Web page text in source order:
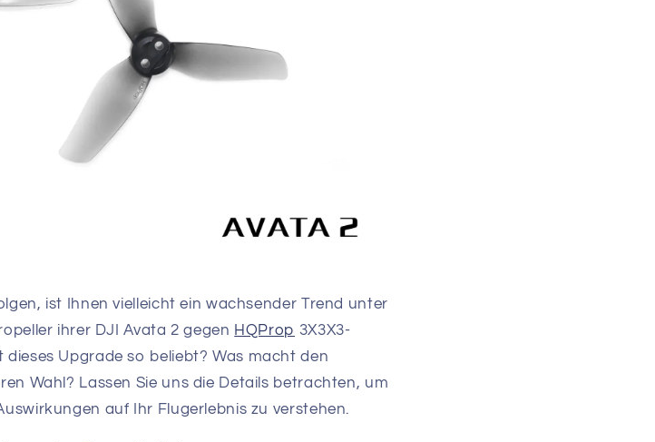
ist Ihnen vielleicht ein wachsender Trend unter
ihrer DJI Avata 2 gegen HQProp 3X3X3-
Upgrade so beliebt? Was macht den
Wahl? Lassen Sie uns die Details betrachten, um
auf Ihr Flugerlebnis zu verstehen.